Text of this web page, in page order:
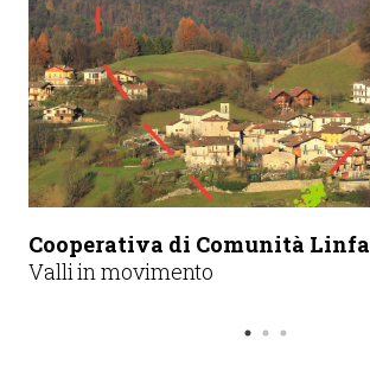
Cooperativa di Comunità Linfa
Valli in movimento